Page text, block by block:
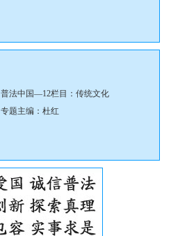
普法中国—12栏目：传统文化
专题主编：杜红